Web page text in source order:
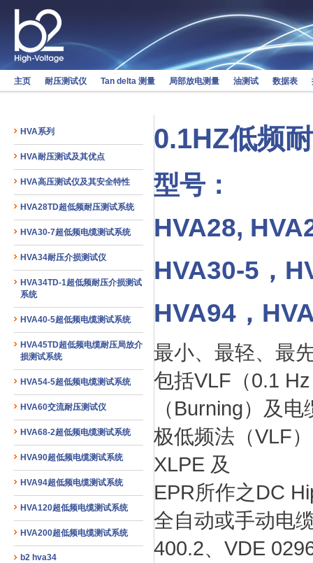
主页 耐压测试仪 Tan delta 测量 局部放电测量 油测试 数据表
HVA系列
HVA耐压测试及其优点
HVA高压测试仪及其安全特性
HVA28TD超低频耐压测试系统
HVA30-7超低频电缆测试系统
HVA34耐压介损测试仪
HVA34TD-1超低频耐压介损测试
系统
HVA40-5超低频电缆测试系统
HVA45TD超低频电缆耐压局放介
损测试系统
HVA54-5超低频电缆测试系统
HVA60交流耐压测试仪
HVA68-2超低频电缆测试系统
HVA90超低频电缆测试系统
HVA94超低频电缆测试系统
HVA120超低频电缆测试系统
HVA200超低频电缆测试系统
b2 hva34
0.1HZ低频
型号：
HVA28,
HVA30-5，
HVA94，
最小、最轻、最
包括VLF（0.1
（Burning）及
极低频法（VLF
XLPE 及
EPR所作之DC
全自动或手动电
400.2、VDE